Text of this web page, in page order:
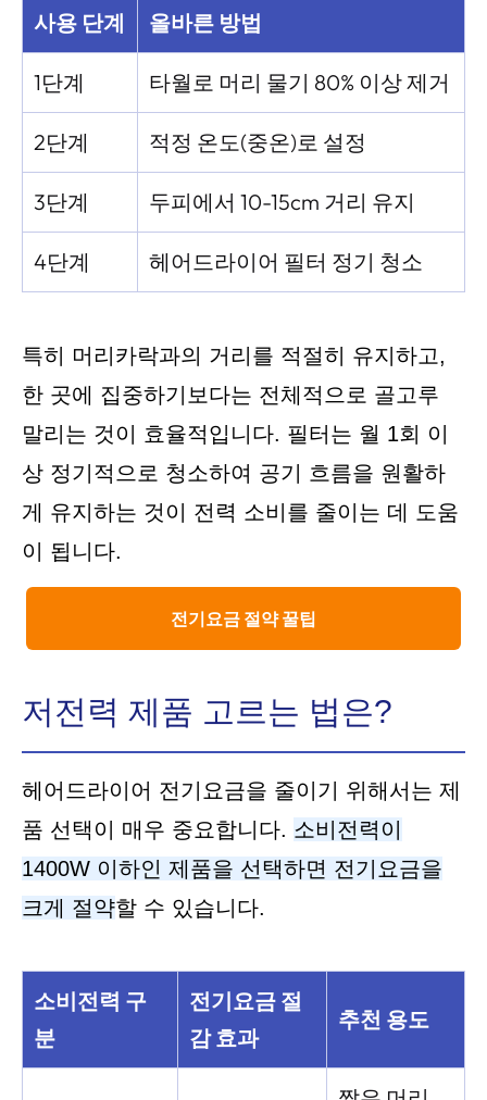
사용 단계 올바른 방법
1단계 타월로 머리 물기 80% 이상 제거
2단계 적정 온도(중온)로 설정
3단계 두피에서 10-15cm 거리 유지
4단계 헤어드라이어 필터 정기 청소
특히 머리카락과의 거리를 적절히 유지하고,
한 곳에 집중하기보다는 전체적으로 골고루
말리는 것이 효율적입니다. 필터는 월 1회 이
상 정기적으로 청소하여 공기 흐름을 원활하
게 유지하는 것이 전력 소비를 줄이는 데 도움
이 됩니다.
전기요금 절약 꿀팁
저전력 제품 고르는 법은?
헤어드라이어 전기요금을 줄이기 위해서는 제
품 선택이 매우 중요합니다. 소비전력이
1400W 이하인 제품을 선택하면 전기요금을
크게 절약할 수 있습니다.
소비전력 구
분
전기요금 절
감 효과
추천 용도